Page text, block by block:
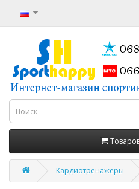
Кардиотренажеры